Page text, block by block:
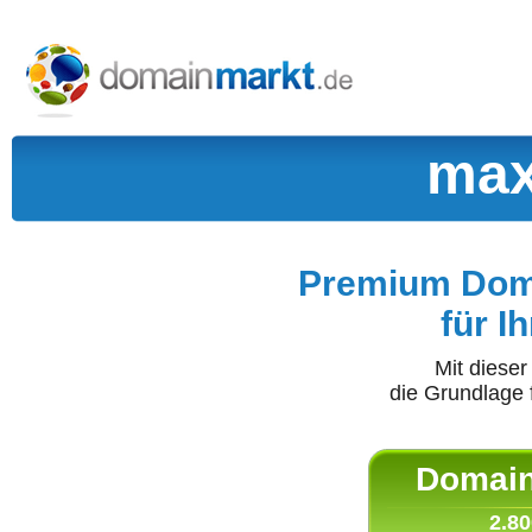
Premium
für
Mit
die